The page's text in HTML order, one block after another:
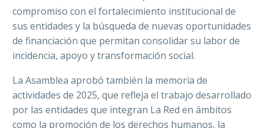
compromiso con el fortalecimiento institucional de
sus entidades y la búsqueda de nuevas oportunidades
de financiación que permitan consolidar su labor de
incidencia, apoyo y transformación social.
La Asamblea aprobó también la memoria de
actividades de 2025, que refleja el trabajo desarrollado
por las entidades que integran La Red en ámbitos
como la promoción de los derechos humanos, la